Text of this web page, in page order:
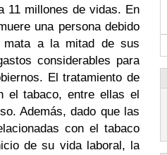
11 millones de vidas. En
una persona debido
mata a la mitad de sus
considerables para
El tratamiento de
el tabaco, entre ellas el
Además, dado que las
con el tabaco
de su vida laboral, la